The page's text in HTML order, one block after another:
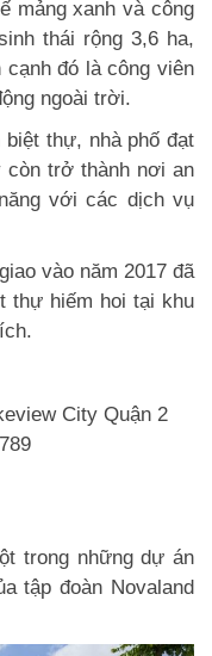
mảng xanh và công
thái rộng 3,6 ha,
đó là công viên
ngoài trời.
thự, nhà phố đạt
còn trở thành nơi an
với các dịch vụ
vào năm 2017 đã
thự hiếm hoi tại khu
City Quận 2
trong những dự án
tập đoàn Novaland